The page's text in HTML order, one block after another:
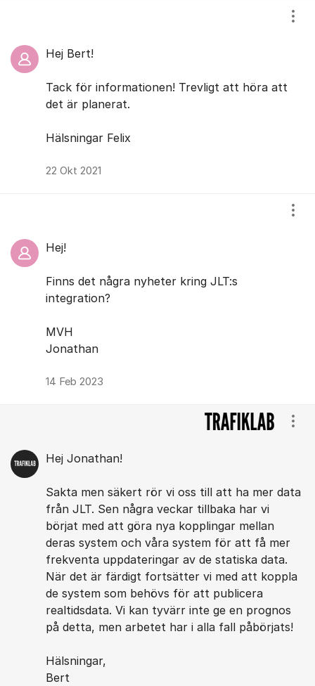
Hej Bert!
Tack för informationen! Trevligt att höra att
det är planerat.
Hälsningar Felix
22 Okt 2021
Hej!
Finns det några nyheter kring JLT:s
integration?
MVH
Jonathan
14 Feb 2023
Hej Jonathan!
Sakta men säkert rör vi oss till att ha mer data
från JLT. Sen några veckar tillbaka har vi
börjat med att göra nya kopplingar mellan
deras system och våra system för att få mer
frekventa uppdateringar av de statiska data.
När det är färdigt fortsätter vi med att koppla
de system som behövs för att publicera
realtidsdata. Vi kan tyvärr inte ge en prognos
på detta, men arbetet har i alla fall påbörjats!
Hälsningar,
Bert